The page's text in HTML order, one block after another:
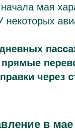
мая
некоторых
прямые
в мае